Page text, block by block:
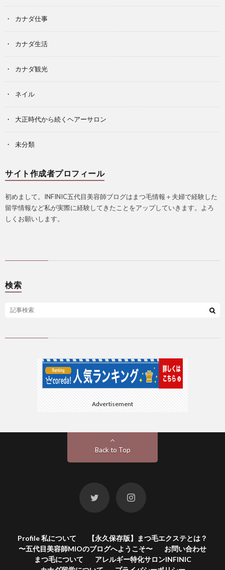
カナダ仕事
カナダ生活
カナダ観光
ネイル
大正時代から続くヘアーサロン
未分類
サイト作成者プロフィール
初めまして。INFINIC五代目美容師ブログはまつ毛情報＋夫婦で経験した
留学情報など私が実際に経験してきたことをアップしていきます。よろ
しくお願いします。
検索
Advertisement
Back to Top
Profile 私について
【永久保存版】まつ毛エクステとは？
〜五代目美容師MIOのブログへようこそ〜
お問い合わせ
まつ毛について
アレルギー特化サロンINFINIC